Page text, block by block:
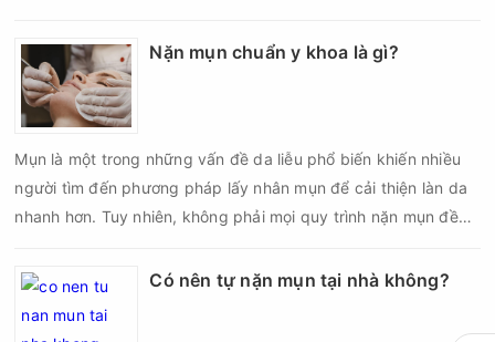
đủ các bước vô khuẩn và chăm sóc sau điều trị.
Nặn mụn chuẩn y khoa là gì?
Mụn là một trong những vấn đề da liễu phổ biến khiến nhiều
người tìm đến phương pháp lấy nhân mụn để cải thiện làn da
nhanh hơn. Tuy nhiên, không phải mọi quy trình nặn mụn đều
sai kỹ thuật hoặc lấy nhân mụn không đúng thời điểm, làn da
chí là sẹo rỗ. Vậy nặn mụn chuẩn y khoa là gì và một quy trình
Có nên tự nặn mụn tại nhà không?